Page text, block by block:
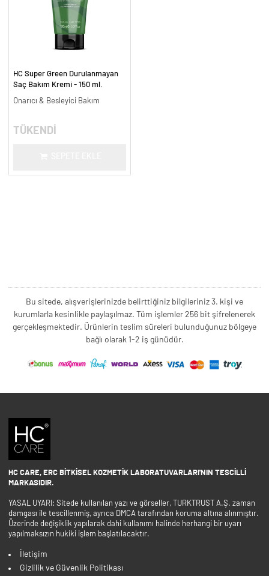
HC Super Green Durulanmayan
Saç Bakım Kremi - 150 ml.
Onarıcı & Besleyici Bakım
TÜKENDİ
Bu sitede, alışverişlerinizde belirttiğiniz bilgileriniz 3. kişi ve
kurumlarla kesinlikle paylaşılmaz. Tüm işlemler 256 bit şifrelenerek
gerçekleşmektedir. Ürünlerin teslim süreleri bulunduğunuz bölgeye
bağlı olarak 1-2 iş günüdür.
HC CARE, ERC BITKISEL KOZMETIK LABORATUVARLARI'NIN TESCILLI
MARKASIDIR.
YASAL UYARI: Sitede kullanılan yazı ve görseller, TURKTRUST A.Ş. zaman
damgası ile tescillenmiş, ayrıca DMCA tarafından koruma altına alınmıştır.
Üzerinde değişiklik yapılarak dahi kullanımı halinde herhangi bir uyarı
yapılmaksızın hukiki işlem başlatılacaktır.
İletişim
Gizlilik ve Güvenlik Politikası